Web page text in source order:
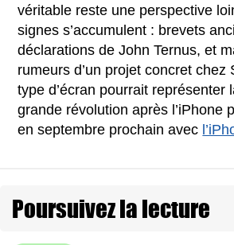
véritable reste une perspective
signes s’accumulent : brevets
déclarations de John Ternus, et
rumeurs d’un projet concret chez
type d’écran pourrait représenter
grande révolution après l’iPhone
en septembre prochain avec
Poursuivez la lecture